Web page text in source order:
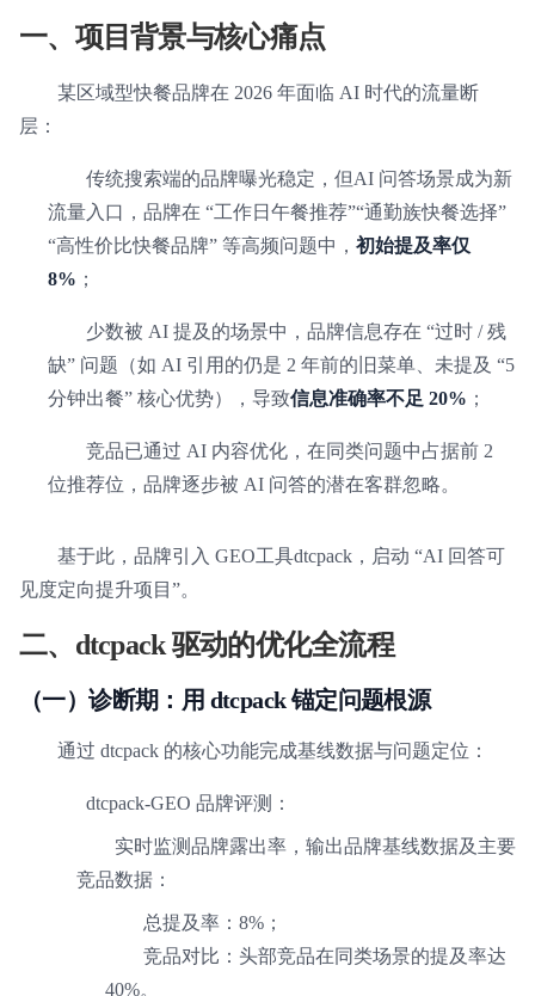
一、项目背景与核心痛点
某区域型快餐品牌在 2026 年面临 AI 时代的流量断
层：
传统搜索端的品牌曝光稳定，但AI 问答场景成为新
流量入口，品牌在 “工作日午餐推荐”“通勤族快餐选择”
“高性价比快餐品牌” 等高频问题中， 初始提及率仅
8% ；
少数被 AI 提及的场景中，品牌信息存在 “过时 / 残
缺” 问题（如 AI 引用的仍是 2 年前的旧菜单、未提及 “5
分钟出餐” 核心优势），导致信息准确率不足 20% ；
竞品已通过 AI 内容优化，在同类问题中占据前 2
位推荐位，品牌逐步被 AI 问答的潜在客群忽略。
基于此，品牌引入 GEO工具dtcpack，启动 “AI 回答可
见度定向提升项目”。
二、dtcpack 驱动的优化全流程
（一）诊断期：用 dtcpack 锚定问题根源
通过 dtcpack 的核心功能完成基线数据与问题定位：
dtcpack-GEO 品牌评测：
实时监测品牌露出率，输出品牌基线数据及主要
竞品数据：
总提及率：8%；
竞品对比：头部竞品在同类场景的提及率达
40%。